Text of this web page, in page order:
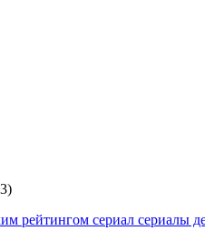
рейтингом сериал сериалы